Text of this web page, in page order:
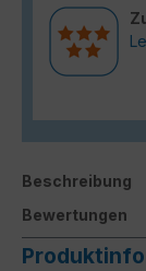
Beschreibung
Bewertungen